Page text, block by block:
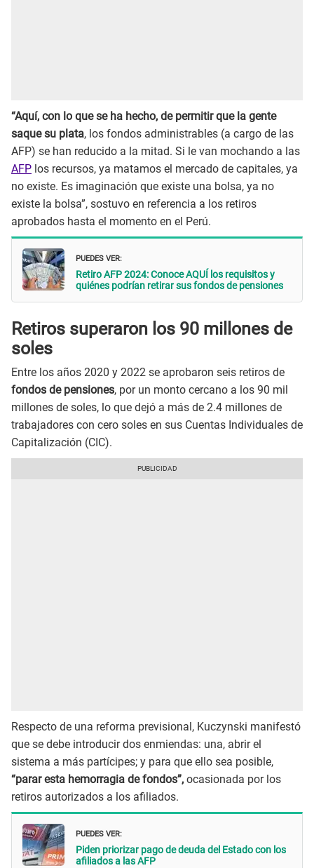
“Aquí, con lo que se ha hecho, de permitir que la gente
saque su plata, los fondos administrables (a cargo de las
AFP) se han reducido a la mitad. Si le van mochando a las
AFP los recursos, ya matamos el mercado de capitales, ya
no existe. Es imaginación que existe una bolsa, ya no
existe la bolsa”, sostuvo en referencia a los retiros
aprobados hasta el momento en el Perú.
PUEDES VER:
Retiro AFP 2024: Conoce AQUÍ los requisitos y
quiénes podrían retirar sus fondos de pensiones
Retiros superaron los 90 millones de
soles
Entre los años 2020 y 2022 se aprobaron seis retiros de
fondos de pensiones, por un monto cercano a los 90 mil
millones de soles, lo que dejó a más de 2.4 millones de
trabajadores con cero soles en sus Cuentas Individuales de
Capitalización (CIC).
Respecto de una reforma previsional, Kuczynski manifestó
que se debe introducir dos enmiendas: una, abrir el
sistema a más partícipes; y para que ello sea posible,
“parar esta hemorragia de fondos”, ocasionada por los
retiros autorizados a los afiliados.
PUEDES VER:
Piden priorizar pago de deuda del Estado con los
afiliados a las AFP